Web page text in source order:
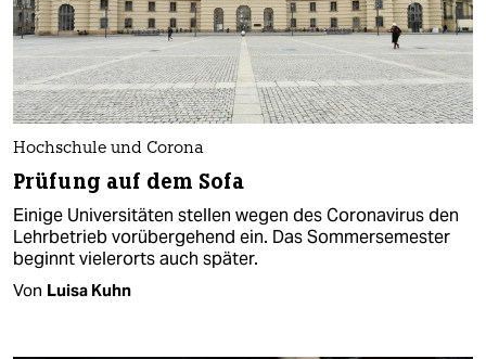
Hochschule und Corona
Prüfung auf dem Sofa
Einige Universitäten stellen wegen des Coronavirus den
Lehrbetrieb vorübergehend ein. Das Sommersemester
beginnt vielerorts auch später.
Von Luisa Kuhn